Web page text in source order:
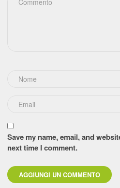
Save my name, email, and
next time I comment.